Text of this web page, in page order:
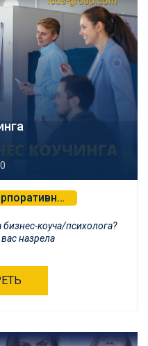
0
Бизнес Профайлинг и Корпоративная Психология
коуча/психолога?
назрела